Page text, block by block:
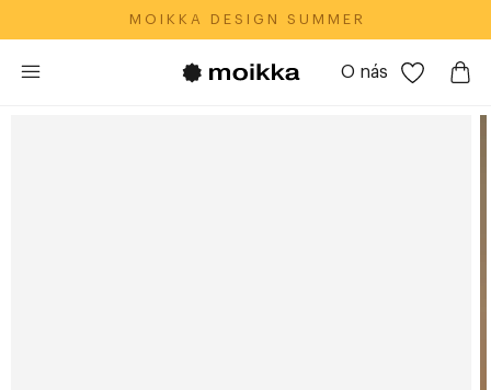
M O I K K A‎ ‎ ‎ D E S I G N‎ ‎ ‎ S U M M E R
O nás